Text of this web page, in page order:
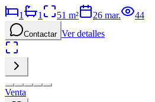
1 1 51 m² 26 mar. 44
Contactar Ver detalles
Venta